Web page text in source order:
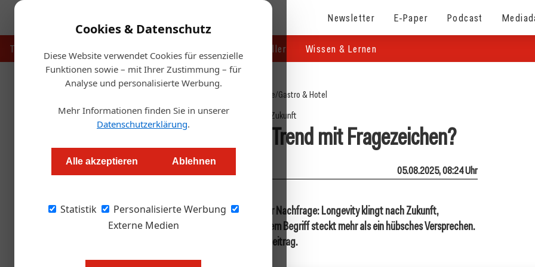
Cookies & Datenschutz
Diese Website verwendet Cookies für essenzielle
Funktionen sowie – mit Ihrer Zustimmung – für
Analyse und personalisierte Werbung.
Mehr Informationen finden Sie in unserer
Datenschutzerklärung.
Alle akzeptieren Ablehnen
Statistik
Personalisierte Werbung
Externe Medien
Newsletter E-Paper Podcast
Touristik Handel & Hersteller Wissen & Lernen
Startseite/Gastro & Hotel
Zukunft
Longevity im Hotel – Trend mit Fragezeichen?
Redaktion.OEGZ 05.08.2025, 08:24 Uhr
Zwischen Anspruch, Aufwand und tatsächlicher Nachfrage: Longevity klingt nach Zukunft,
Gesundheit und Hochglanz-Spa. Doch hinter dem Begriff steckt mehr als ein hübsches Versprechen.
Wer es ernst meint, muss investieren. Ein Gastbeitrag.